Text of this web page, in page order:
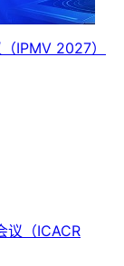
（IPMV 2027）
议 （ICACR